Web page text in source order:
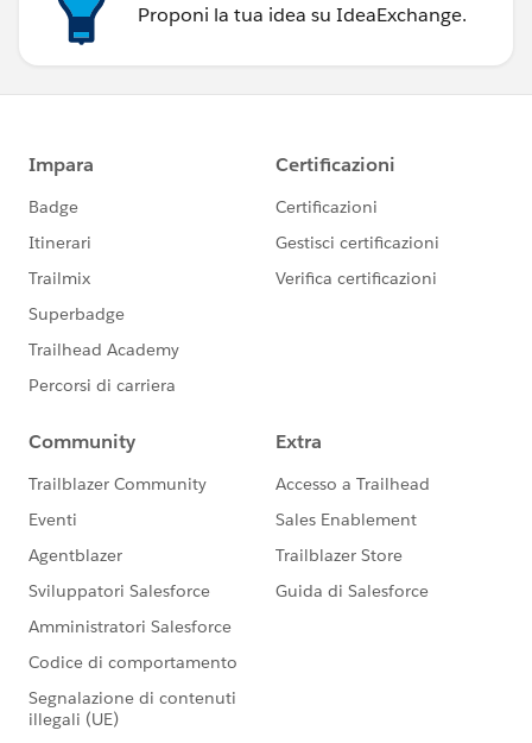
Proponi la tua idea su IdeaExchange.